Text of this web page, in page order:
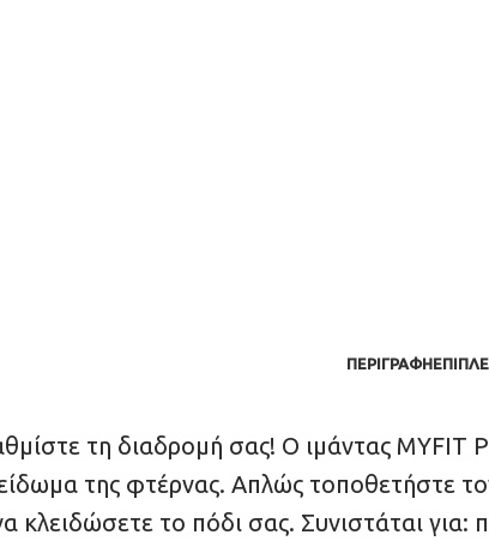
ΠΕΡΙΓΡΑΦΉ
τη διαδρομή σας! Ο ιμάντας MYFIT
της φτέρνας. Απλώς τοποθετήστε
κλειδώσετε το πόδι σας. Συνιστάται